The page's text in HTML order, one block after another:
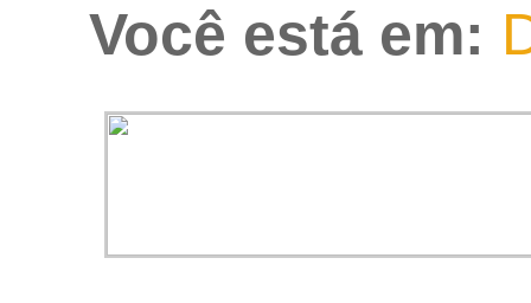
Você está em: